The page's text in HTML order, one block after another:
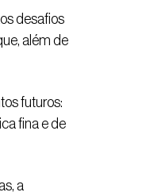
desafios
além de
futuros:
fina e de
a